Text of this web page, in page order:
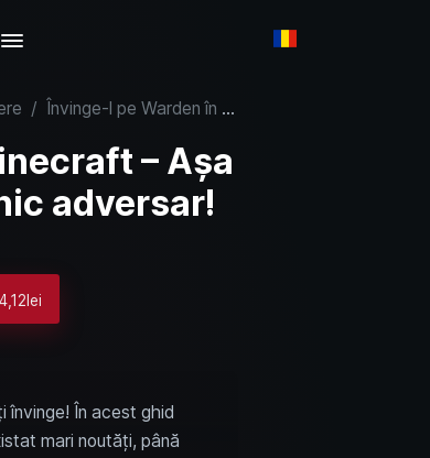
/ Învinge-l pe Warden în Minecraft – Așa îl dobori pe cel mai puternic adversar!
– Așa
adversar!
În acest ghid
mari noutăți, până